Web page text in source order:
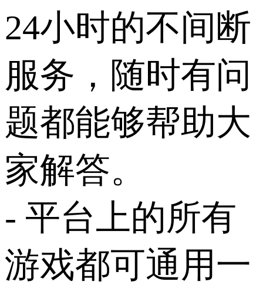
24小时的不间断
服务，随时有问
题都能够帮助大
家解答。
- 平台上的所有
游戏都可通用一